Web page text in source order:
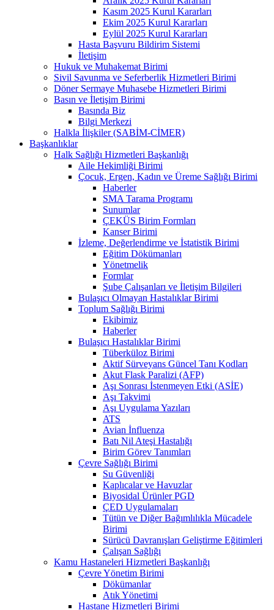
Kasım 2025 Kurul Kararları
Ekim 2025 Kurul Kararları
Eylül 2025 Kurul Kararları
Hasta Başvuru Bildirim Sistemi
İletişim
Hukuk ve Muhakemat Birimi
Sivil Savunma ve Seferberlik Hizmetleri Birimi
Döner Sermaye Muhasebe Hizmetleri Birimi
Basın ve İletişim Birimi
Basında Biz
Bilgi Merkezi
Halkla İlişkiler (SABİM-CİMER)
Başkanlıklar
Halk Sağlığı Hizmetleri Başkanlığı
Aile Hekimliği Birimi
Çocuk, Ergen, Kadın ve Üreme Sağlığı Birimi
Haberler
SMA Tarama Programı
Sunumlar
ÇEKÜS Birim Formları
Kanser Birimi
İzleme, Değerlendirme ve İstatistik Birimi
Eğitim Dökümanları
Yönetmelik
Formlar
Şube Çalışanları ve İletişim Bilgileri
Bulaşıcı Olmayan Hastalıklar Birimi
Toplum Sağlığı Birimi
Ekibimiz
Haberler
Bulaşıcı Hastalıklar Birimi
Tüberküloz Birimi
Aktif Sürveyans Güncel Tanı Kodları
Akut Flask Paralizi (AFP)
Aşı Sonrası İstenmeyen Etki (ASİE)
Aşı Takvimi
Aşı Uygulama Yazıları
ATS
Avian İnfluenza
Batı Nil Ateşi Hastalığı
Birim Görev Tanımları
Çevre Sağlığı Birimi
Su Güvenliği
Kaplıcalar ve Havuzlar
Biyosidal Ürünler PGD
ÇED Uygulamaları
Tütün ve Diğer Bağımlılıkla Mücadele
Birimi
Sürücü Davranışları Geliştirme Eğitimleri
Çalışan Sağlığı
Kamu Hastaneleri Hizmetleri Başkanlığı
Çevre Yönetim Birimi
Dökümanlar
Atık Yönetimi
Hastane Hizmetleri Birimi